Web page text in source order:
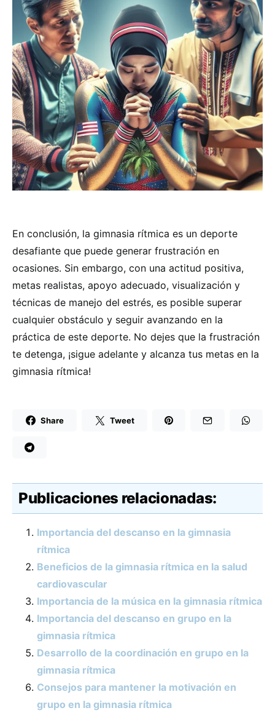
En conclusión, la gimnasia rítmica es un deporte
desafiante que puede generar frustración en
ocasiones. Sin embargo, con una actitud positiva,
metas realistas, apoyo adecuado, visualización y
técnicas de manejo del estrés, es posible superar
cualquier obstáculo y seguir avanzando en la
práctica de este deporte. No dejes que la frustración
te detenga, ¡sigue adelante y alcanza tus metas en la
gimnasia rítmica!
Share Tweet
Publicaciones relacionadas:
Importancia del descanso en la gimnasia
rítmica
Beneficios de la gimnasia rítmica en la salud
cardiovascular
Importancia de la música en la gimnasia rítmica
Importancia del descanso en grupo en la
gimnasia rítmica
Desarrollo de la coordinación en grupo en la
gimnasia rítmica
Consejos para mantener la motivación en
grupo en la gimnasia rítmica